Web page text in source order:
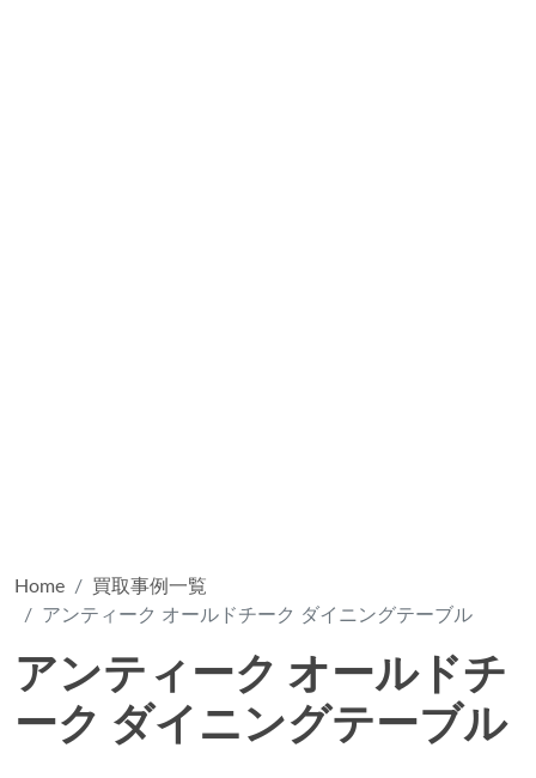
Home
買取事例一覧
アンティーク オールドチーク ダイニングテーブル
アンティーク オールドチ
ーク ダイニングテーブル